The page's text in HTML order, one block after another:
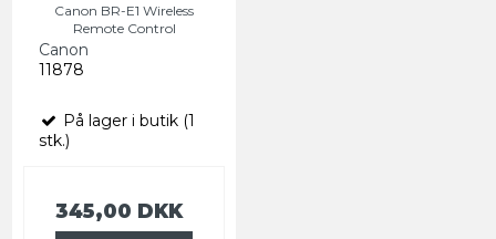
Canon BR-E1 Wireless
Remote Control
Canon
11878
På lager i butik (1
stk.)
345,00 DKK